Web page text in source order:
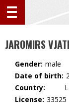
JAROMIRS
Gender: male
Date of birth:
Country:
🇱🇻
License: 33525